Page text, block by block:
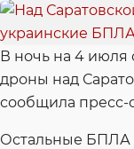
В ночь на 4 июля
дроны над
сообщила
Остальные БПЛА